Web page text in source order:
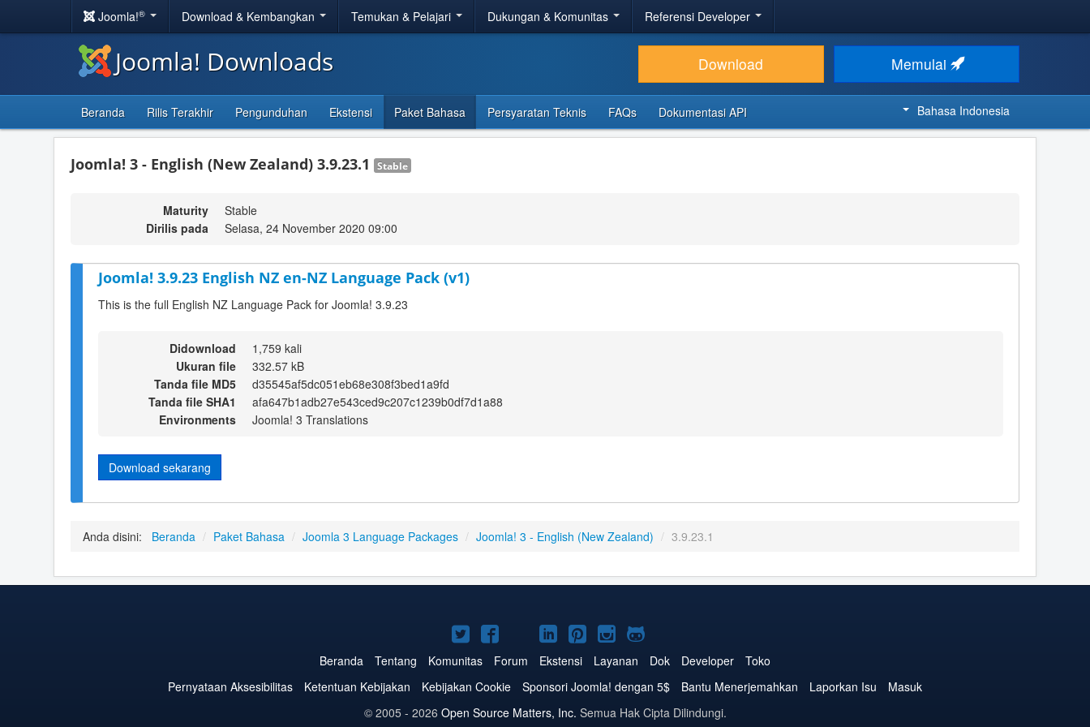
Joomla!® Download & Kembangkan Temukan & Pelajari Dukungan & Komunitas Referensi Developer
Joomla! Downloads Download Memulai
Beranda Rilis Terakhir Pengunduhan Ekstensi Paket Bahasa Persyaratan Teknis FAQs Dokumentasi API Bahasa Indonesia
Joomla! 3 - English (New Zealand) 3.9.23.1 Stable
Maturity
Stable
Dirilis pada
Selasa, 24 November 2020 09:00
Joomla! 3.9.23 English NZ en-NZ Language Pack (v1)
This is the full English NZ Language Pack for Joomla! 3.9.23
Didownload
1,759 kali
Ukuran file
332.57 kB
Tanda file MD5
d35545af5dc051eb68e308f3bed1a9fd
Tanda file SHA1
afa647b1adb27e543ced9c207c1239b0df7d1a88
Environments
Joomla! 3 Translations
Download sekarang
Anda disini: Beranda / Paket Bahasa / Joomla 3 Language Packages / Joomla! 3 - English (New Zealand) / 3.9.23.1
Joomla!
di
Twitter
Joomla!
di
Facebook
Joomla!
di
YouTube
Joomla!
di
LinkedIn
Joomla!
di
Pinterest
Joomla!
di
Instagram
Joomla!
di
GitHub
Beranda Tentang Komunitas Forum Ekstensi Layanan Dok Developer
Toko
Pernyataan Aksesibilitas
Ketentuan Kebijakan Kebijakan Cookie Sponsori Joomla! dengan 5$ Bantu Menerjemahkan Laporkan Isu
Masuk
© 2005 - 2026 Open Source Matters, Inc. Semua Hak Cipta Dilindungi.